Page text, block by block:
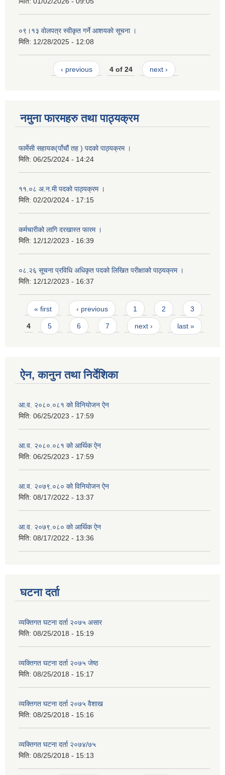
०९।१३ वाेलपत्र स्वीकृत गर्ने आशयकाे सूचना ।
मिति: 12/28/2025 - 12:08
‹ previous 4 of 24 next ›
नमुना फारमहरु तथा पाठ्यक्रम
फार्मेसी सहायक(पाँचौं तह ) पदको पाठ्यक्रम ।
मिति: 06/25/2024 - 14:24
११.०८ अ.न.मी पदको पाठ्यक्रम ।
मिति: 02/20/2024 - 17:15
कर्मचारीको लागि दरखास्त फारम ।
मिति: 12/12/2023 - 16:39
०८.२६ सूचना प्रविधि अधिकृत पदको लिखित परीक्षाको पाठ्यक्रम ।
मिति: 12/12/2023 - 16:37
Pages
« first ‹ previous 1 2 3
4 5 6 7 next › last »
ऐन, कानुन तथा निर्देशिका
आ.व. २०८०.०८१ को विनियोजन ऐन
मिति: 06/25/2023 - 17:59
आ.व. २०८०.०८१ को आर्थिक ऐन
मिति: 06/25/2023 - 17:59
आ.व. २०७९.०८० को विनियोजन ऐन
मिति: 08/17/2022 - 13:37
आ.व. २०७९.०८० को आर्थिक ऐन
मिति: 08/17/2022 - 13:36
घटना दर्ता
व्यक्तिगत घटना दर्ता २०७५ असार
मिति: 08/25/2018 - 15:19
व्यक्तिगत घटना दर्ता २०७५ जेष्ठ
मिति: 08/25/2018 - 15:17
व्यक्तिगत घटना दर्ता २०७५ वैशाख
मिति: 08/25/2018 - 15:16
व्यक्तिगत घटना दर्ता २०७४/७५
मिति: 08/25/2018 - 15:13